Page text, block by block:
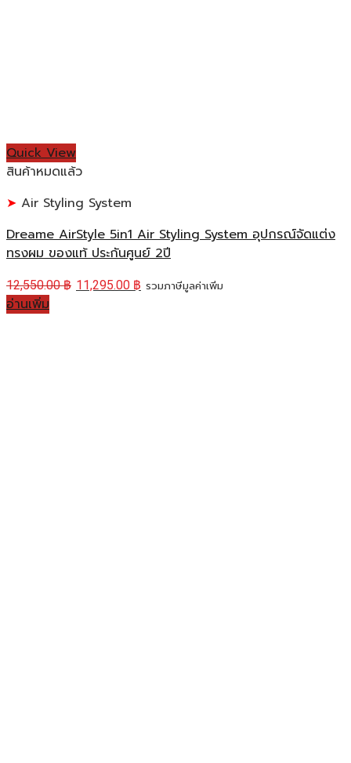
Quick View
สินค้าหมดแล้ว
Air Styling System
Dreame AirStyle 5in1 Air Styling System อุปกรณ์จัดแต่ง
ทรงผม ของแท้ ประกันศูนย์ 2ปี
12,550.00฿ 11,295.00 ฿ รวมภาษีมูลค่าเพิ่ม
อ่านเพิ่ม